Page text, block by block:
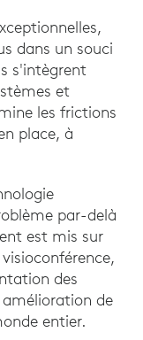
dans un souci
s'intègrent
et
les frictions
place, à
par-delà
est mis sur
des
de
entier.